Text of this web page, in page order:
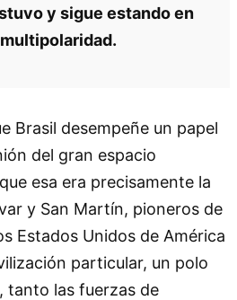
y sigue estando en
Brasil desempeñe un papel
del gran espacio
esa era precisamente la
y San Martín, pioneros de
Estados Unidos de América
particular, un polo
tanto las fuerzas de